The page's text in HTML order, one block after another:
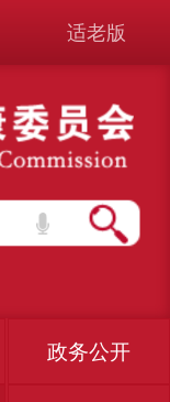
适老版
政务公开